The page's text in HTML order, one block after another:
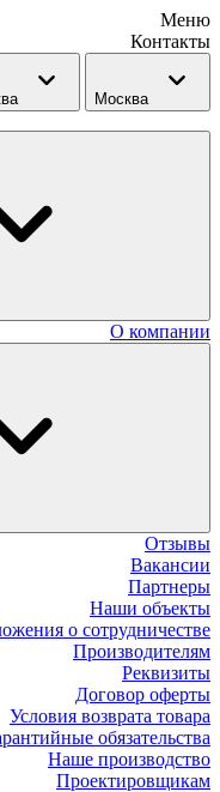
Меню
Контакты
Москва
О компании
Отзывы
Вакансии
Партнеры
Наши объекты
о сотрудничестве
Производителям
Реквизиты
Договор оферты
Условия возврата товара
обязательства
Наше производство
Проектировщикам